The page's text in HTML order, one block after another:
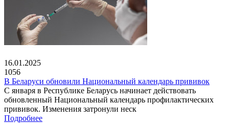
16.01.2025
1056
В Беларуси обновили Национальный календарь прививок
С января в Республике Беларусь начинает действовать
обновленный Национальный календарь профилактических
прививок. Изменения затронули неск
Подробнее